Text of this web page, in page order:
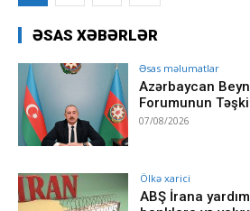
ƏSAS XƏBƏRLƏR
Əsas məlumatlar
Azərbaycan
Forumunun
07/08/2026
Ölkə xarici
ABŞ İrana